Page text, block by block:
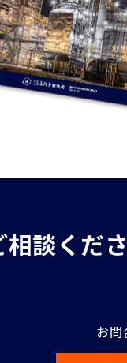
談くださ
お問